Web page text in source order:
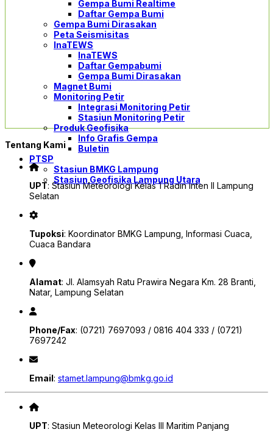
Gempa Bumi Realtime
Daftar Gempa Bumi
Gempa Bumi Dirasakan
Peta Seismisitas
InaTEWS
InaTEWS
Daftar Gempabumi
Gempa Bumi Dirasakan
Magnet Bumi
Monitoring Petir
Integrasi Monitoring Petir
Stasiun Monitoring Petir
Produk Geofisika
Info Grafis Gempa
Buletin
PTSP
Stasiun BMKG Lampung
Stasiun Geofisika Lampung Utara
Tentang Kami
UPT: Stasiun Meteorologi Kelas 1 Radin Inten II Lampung
Selatan
Tupoksi: Koordinator BMKG Lampung, Informasi Cuaca,
Cuaca Bandara
Alamat: Jl. Alamsyah Ratu Prawira Negara Km. 28 Branti,
Natar, Lampung Selatan
Phone/Fax: (0721) 7697093 / 0816 404 333 / (0721)
7697242
Email: stamet.lampung@bmkg.go.id
UPT: Stasiun Meteorologi Kelas III Maritim Panjang